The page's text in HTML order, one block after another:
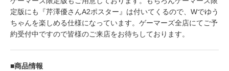
定版にも『芹澤優さんA2ポスター』は付いてくるので、Wでゆう
ちゃんを楽しめる仕様になっています。ゲーマーズ全店にてご予
約受付中ですので皆様のご来店をお待ちしております。
■商品情報